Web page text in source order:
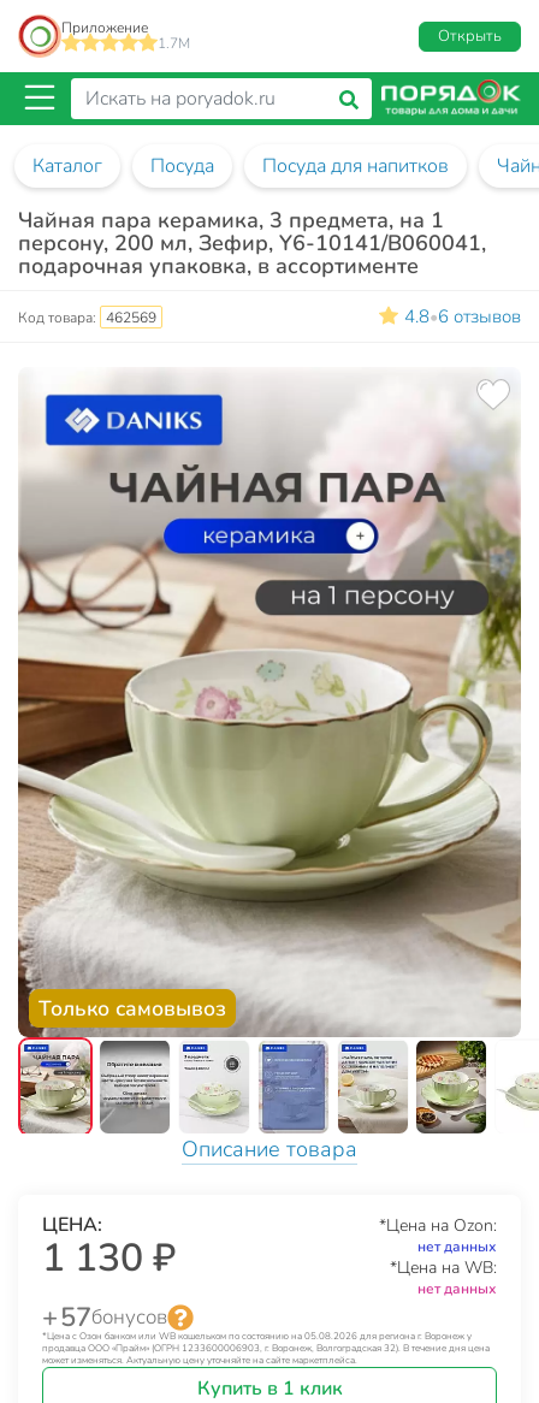
Приложение
1.7M
Открыть
Каталог Посуда Посуда для напитков
Чайная пара керамика, 3 предмета, на 1
персону, 200 мл, Зефир, Y6-10141/B060041,
подарочная упаковка, в ассортименте
Код товара: 462569 4.8•6 отзывов
Только самовывоз
Описание товара
ЦЕНА:
1 130 ₽
*Цена на Ozon:
нет данных
*Цена на WB:
нет данных
+ 57бонусов
*Цена с Озон банком или WB кошельком по состоянию на 05.08.2026 для региона г. Воронеж у
продавца ООО «Прайм» (ОГРН 1233600006903, г. Воронеж, Волгоградская 32). В течение дня цена
может изменяться. Актуальную цену уточняйте на сайте маркетплейса.
Купить в 1 клик